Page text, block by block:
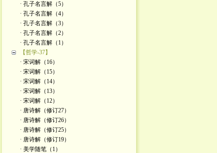
· 孔子名言解（5）
· 孔子名言解（4）
· 孔子名言解（3）
· 孔子名言解（2）
· 孔子名言解（1）
【哲学-37】
· 宋词解（16）
· 宋词解（15）
· 宋词解（14）
· 宋词解（13）
· 宋词解（12）
· 唐诗解（修订27）
· 唐诗解（修订26）
· 唐诗解（修订25）
· 唐诗解（修订19）
· 美学随笔（1）